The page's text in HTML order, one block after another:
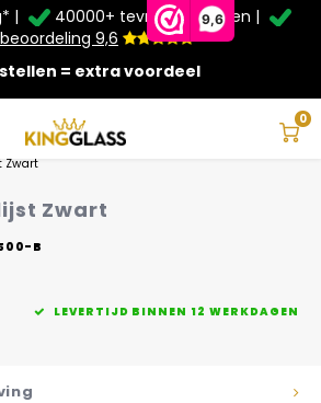
9,6
& Contact
Taal
|
40000+ tevreden klanten |
9,6
= extra voordeel
0
20% kortingop schuifwanden en
+€20extra kassa korting*
Zwart
Zwart
B
LEVERTIJD BINNEN 12 WERKDAGEN